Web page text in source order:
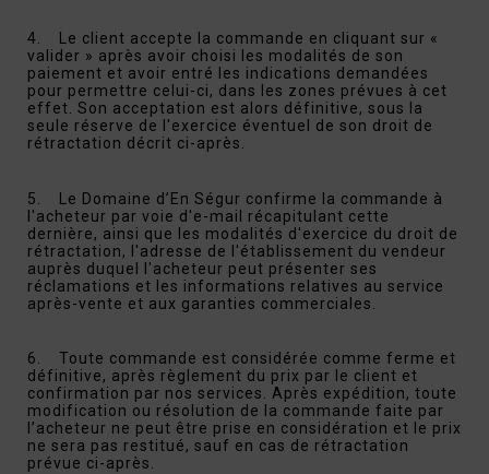
4. Le client accepte la commande en cliquant sur «
valider » après avoir choisi les modalités de son
paiement et avoir entré les indications demandées
pour permettre celui-ci, dans les zones prévues à cet
effet. Son acceptation est alors définitive, sous la
seule réserve de l'exercice éventuel de son droit de
rétractation décrit ci-après.
5. Le Domaine d’En Ségur confirme la commande à
l'acheteur par voie d'e-mail récapitulant cette
dernière, ainsi que les modalités d'exercice du droit de
rétractation, l'adresse de l'établissement du vendeur
auprès duquel l'acheteur peut présenter ses
réclamations et les informations relatives au service
après-vente et aux garanties commerciales.
6. Toute commande est considérée comme ferme et
définitive, après règlement du prix par le client et
confirmation par nos services. Après expédition, toute
modification ou résolution de la commande faite par
l’acheteur ne peut être prise en considération et le prix
ne sera pas restitué, sauf en cas de rétractation
prévue ci-après.